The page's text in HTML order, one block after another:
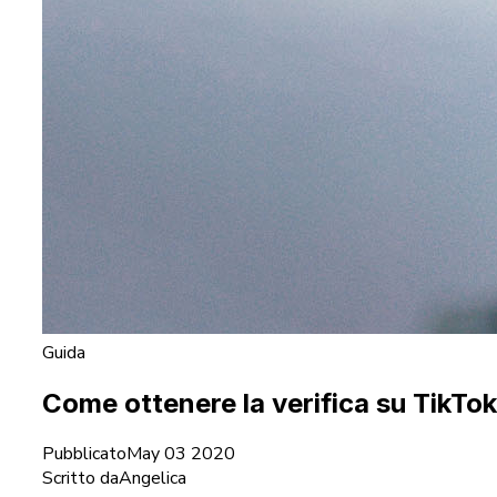
Guida
Come ottenere la verifica su
PubblicatoMay 03 2020
Scritto daAngelica